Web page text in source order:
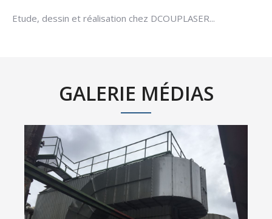
Etude, dessin et réalisation chez DCOUPLASER...
GALERIE MÉDIAS